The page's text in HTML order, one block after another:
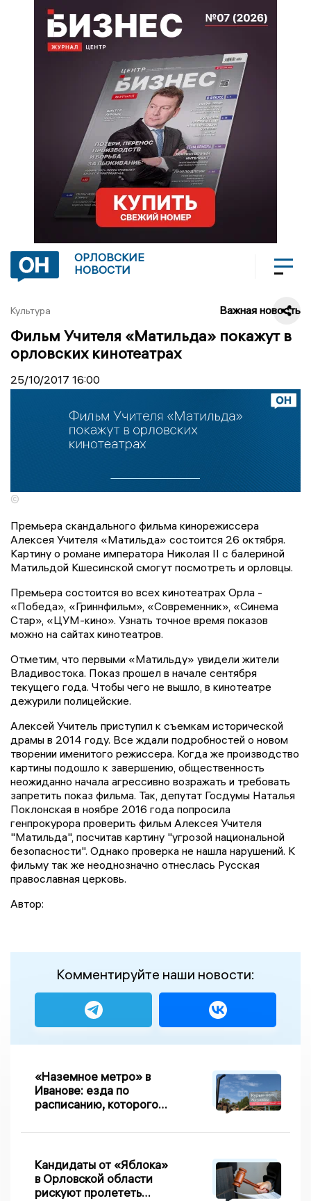
ОРЛОВСКИЕ
НОВОСТИ
Культура Важная новость
Фильм Учителя «Матильда» покажут в
орловских кинотеатрах
25/10/2017 16:00
©
Премьера скандального фильма кинорежиссера
Алексея Учителя «Матильда» состоится 26 октября.
Картину о романе императора Николая II с балериной
Матильдой Кшесинской смогут посмотреть и орловцы.
Премьера состоится во всех кинотеатрах Орла -
«Победа», «Гриннфильм», «Современник», «Синема
Стар», «ЦУМ-кино». Узнать точное время показов
можно на сайтах кинотеатров.
Отметим, что первыми «Матильду» увидели жители
Владивостока. Показ прошел в начале сентября
текущего года. Чтобы чего не вышло, в кинотеатре
дежурили полицейские.
Алексей Учитель приступил к съемкам исторической
драмы в 2014 году. Все ждали подробностей о новом
творении именитого режиссера. Когда же производство
картины подошло к завершению, общественность
неожиданно начала агрессивно возражать и требовать
запретить показ фильма. Так, депутат Госдумы Наталья
Поклонская в ноябре 2016 года попросила
генпрокурора проверить фильм Алексея Учителя
"Матильда", посчитав картину "угрозой национальной
безопасности". Однако проверка не нашла нарушений. К
фильму так же неоднозначно отнеслась Русская
православная церковь.
Автор:
Комментируйте наши новости:
«Наземное метро» в
Иванове: езда по
расписанию, которого
которых нельзя доехать
Кандидаты от «Яблока»
в Орловской области
рискуют пролететь